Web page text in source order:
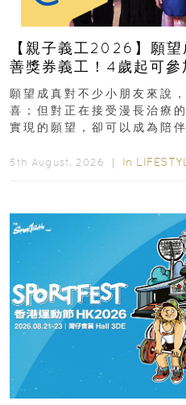
【親子義工2026】願
善獎券義工！4歲起可
新界
願望成真對不少小朋友來說
喜；但對正在接受漫長治療
實現的願望，卻可以成為陪
5th August, 2026 ｜ In